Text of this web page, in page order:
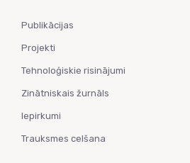
Publikācijas
Projekti
Tehnoloģiskie risinājumi
Zinātniskais žurnāls
Iepirkumi
Trauksmes celšana